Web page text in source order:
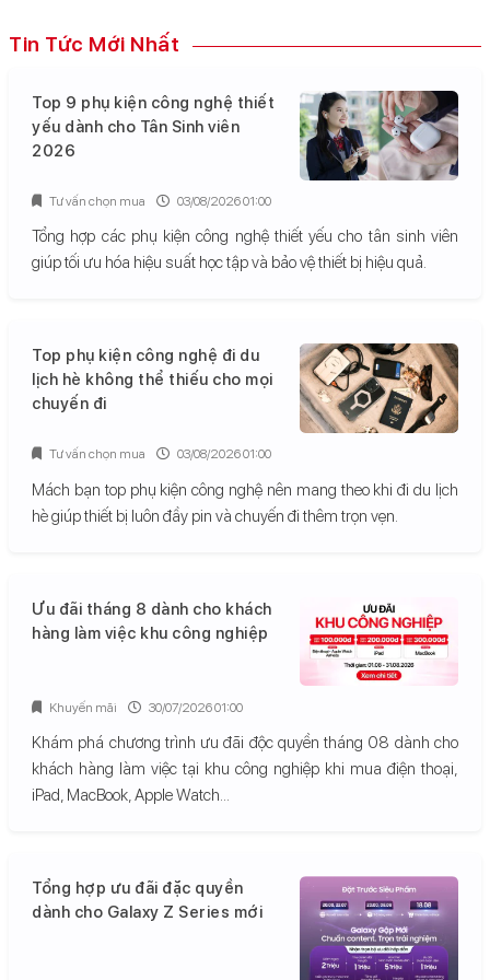
Tin Tức Mới Nhất
Top 9 phụ kiện công nghệ thiết
yếu dành cho Tân Sinh viên
2026
Tổng hợp các phụ kiện công nghệ thiết yếu cho tân sinh viên
giúp tối ưu hóa hiệu suất học tập và bảo vệ thiết bị hiệu quả.
Tư vấn chọn mua 03/08/2026 01:00
Top phụ kiện công nghệ đi du
lịch hè không thể thiếu cho mọi
chuyến đi
Mách bạn top phụ kiện công nghệ nên mang theo khi đi du lịch
hè giúp thiết bị luôn đầy pin và chuyến đi thêm trọn vẹn.
Tư vấn chọn mua 03/08/2026 01:00
Ưu đãi tháng 8 dành cho khách
hàng làm việc khu công nghiệp
Khám phá chương trình ưu đãi độc quyền tháng 08 dành cho
khách hàng làm việc tại khu công nghiệp khi mua điện thoại,
iPad, MacBook, Apple Watch...
Khuyến mãi 30/07/2026 01:00
Tổng hợp ưu đãi đặc quyền
dành cho Galaxy Z Series mới